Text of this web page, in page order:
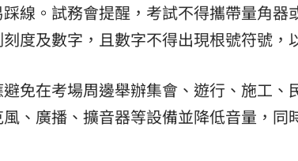
線。試務會提醒，考試不得攜帶量角器
度及數字，且數字不得出現根號符號，
免在考場周邊舉辦集會、遊行、施工、
、廣播、擴音器等設備並降低音量，同